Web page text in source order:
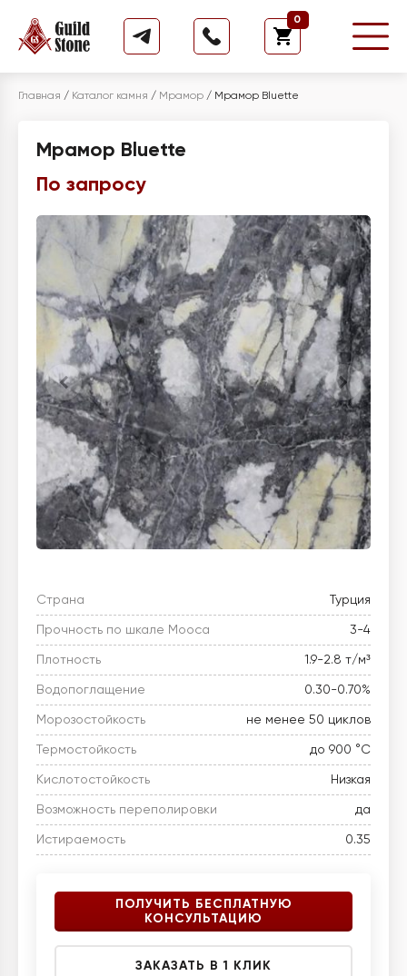
0
Главная / Каталог камня / Мрамор / Мрамор Bluette
Мрамор Bluette
По запросу
Страна Турция
Прочность по шкале Мооса 3-4
Плотность 1.9-2.8 т/м³
Водопоглащение 0.30-0.70%
Морозостойкость не менее 50 циклов
Термостойкость до 900 °C
Кислотостойкость Низкая
Возможность переполировки да
Истираемость 0.35
ПОЛУЧИТЬ БЕСПЛАТНУЮ
КОНСУЛЬТАЦИЮ
ЗАКАЗАТЬ В 1 КЛИК